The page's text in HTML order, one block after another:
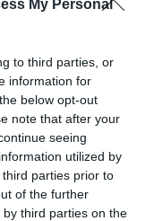
My Personal
to third parties, or
information for
below opt-out
note that after your
seeing
utilized by
parties prior to
of the further
third parties on the
Shutterstock – Milosk50
Tour Hassan,
Initiée par le
construction